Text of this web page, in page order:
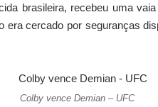
brasileira, recebeu uma
era cercado por seguranças
Colby vence Demian – UFC